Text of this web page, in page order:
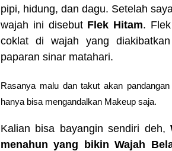
pipi, hidung, dan dagu. Setelah
wajah ini disebut Flek Hitam.
coklat di wajah yang
paparan sinar matahari.
Rasanya malu dan takut akan
hanya bisa mengandalkan Makeup saja.
Kalian bisa bayangin sendiri deh,
menahun yang bikin Wajah